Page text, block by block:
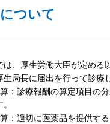
ついて
は、厚生労働大臣が定める
生局長に届出を行って診療
：診療報酬の算定項目の
：適切に医薬品を提供す